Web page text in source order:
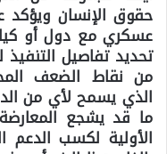
حقوق الإنسان ويؤكد
عسكري مع دول أو
تحديد تفاصيل
من نقاط الضعف
الذي يسمح لأي من
ما قد يشجع
الأولية لكسب